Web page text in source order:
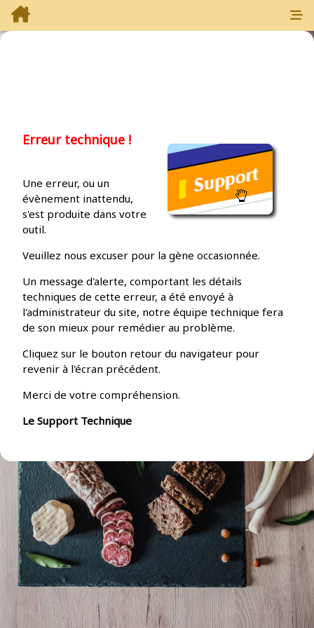
Erreur technique !
Une erreur, ou un
évènement inattendu,
s'est produite dans votre
outil.
Veuillez nous excuser pour la gène occasionnée.
Un message d'alerte, comportant les détails
techniques de cette erreur, a été envoyé à
l'administrateur du site, notre équipe technique fera
de son mieux pour remédier au problème.
Cliquez sur le bouton retour du navigateur pour
revenir à l'écran précédent.
Merci de votre compréhension.
Le Support Technique